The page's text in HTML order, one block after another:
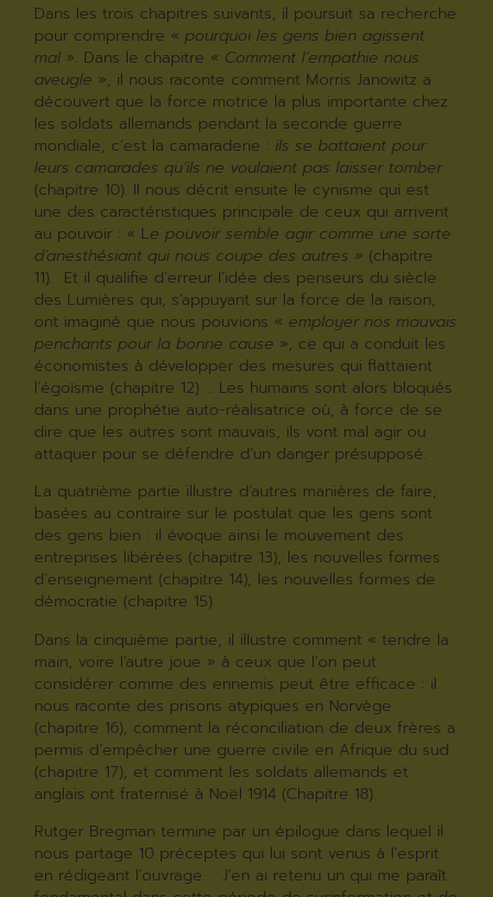
Dans les trois chapitres suivants, il poursuit sa recherche
pour comprendre «pourquoi les gens bien agissent
mal ». Dans le chapitre « Comment l’empathie nous
aveugle », il nous raconte comment Morris Janowitz a
découvert que la force motrice la plus importante chez
les soldats allemands pendant la seconde guerre
mondiale, c’est la camaraderie : ils se battaient pour
leurs camarades qu’ils ne voulaient pas laisser tomber
(chapitre 10). Il nous décrit ensuite le cynisme qui est
une des caractéristiques principale de ceux qui arrivent
au pouvoir : « Le pouvoir semble agir comme une sorte
d’anesthésiant qui nous coupe des autres » (chapitre
11).
Et il qualifie d’erreur l’idée des penseurs du siècle
des Lumières qui, s’appuyant sur la force de la raison,
ont imaginé que nous pouvions « employer nos mauvais
penchants pour la bonne cause », ce qui a conduit les
économistes à développer des mesures qui flattaient
l’égoïsme (chapitre 12) … Les humains sont alors bloqués
dans une prophétie auto-réalisatrice où, à force de se
dire que les autres sont mauvais, ils vont mal agir ou
attaquer pour se défendre d’un danger présupposé.
La quatrième partie illustre d’autres manières de faire,
basées au contraire sur le postulat que les gens sont
des gens bien : il évoque ainsi le mouvement des
entreprises libérées (chapitre 13), les nouvelles formes
d’enseignement (chapitre 14), les nouvelles formes de
démocratie (chapitre 15).
Dans la cinquième partie, il illustre comment « tendre la
main, voire l’autre joue » à ceux que l’on peut
considérer comme des ennemis peut être efficace : il
nous raconte des prisons atypiques en Norvège
(chapitre 16), comment la réconciliation de deux frères a
permis d’empêcher une guerre civile en Afrique du sud
(chapitre 17), et comment les soldats allemands et
anglais ont fraternisé à Noël 1914 (Chapitre 18).
Rutger Bregman termine par un épilogue dans lequel il
nous partage 10 préceptes qui lui sont venus à l’esprit
en rédigeant l’ouvrage. J’en ai retenu un qui me paraît